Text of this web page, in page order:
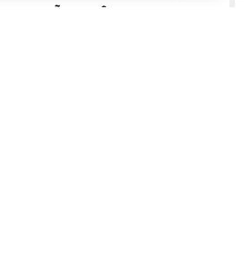
DIFRAÇÃO DE NÊUTRONS E DE